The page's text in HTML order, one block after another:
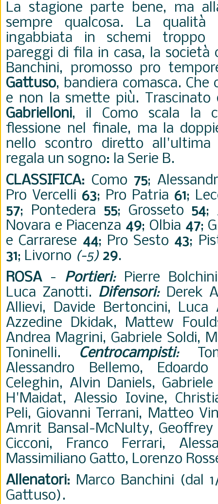
La stagione parte bene, ma
sempre qualcosa. La
ingabbiata in schemi troppo
pareggi di fila in casa, la società
Banchini, promosso pro
Gattuso, bandiera comasca. Che
e non la smette più.
Gabrielloni, il Como scala la
flessione nel finale, ma la
nello scontro diretto
regala un sogno: la Serie B.
CLASSIFICA: Como 75;
Pro Vercelli 63; Pro Patria 61;
57; Pontedera 55; Grosseto 54;
Novara e Piacenza 49; Olbia 47;
e Carrarese 44; Pro Sesto 43;
31; Livorno (-5) 29.
ROSA- Portieri:Pierre
Luca Zanotti. Difensori:Derek
Allievi, Davide Bertoncini, Luca
Azzedine Dkidak, Mattew
Andrea Magrini, Gabriele Soldi,
Toninelli. Centrocampisti:
Alessandro Bellemo,
Celeghin, Alvin Daniels,
H'Maidat, Alessio Iovine,
Peli, Giovanni Terrani, Matteo
Amrit Bansal-McNulty, Geoffrey
Cicconi, Franco Ferrari,
Massimiliano Gatto, Lorenzo
Allenatori: Marco Banchini (dal
Gattuso).